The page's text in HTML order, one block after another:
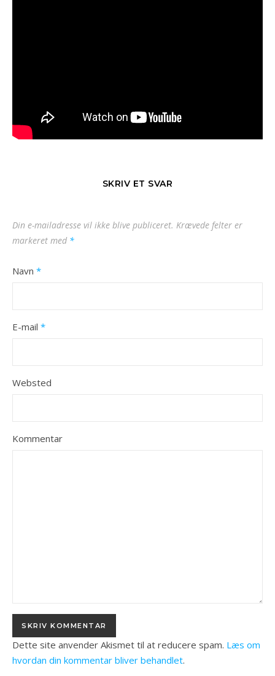
SKRIV ET SVAR
Din e-mailadresse vil ikke blive publiceret. Krævede felter er
markeret med *
Navn *
E-mail *
Websted
Kommentar
Dette site anvender Akismet til at reducere spam. Læs om
hvordan din kommentar bliver behandlet.